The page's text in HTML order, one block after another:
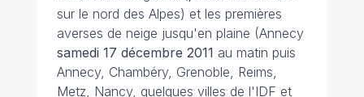
sur le nord des Alpes) et les premières
averses de neige jusqu'en plaine (Annecy
samedi 17 décembre 2011 au matin puis
Annecy, Chambéry, Grenoble, Reims,
Metz, Nancy, quelques villes de l'IDF et